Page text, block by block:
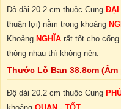
Độ dài 20.2 cm thuộc Cung ĐẠI
thuận lợi) nằm trong khoảng
Khoảng NGHĨA rất tốt cho
thông nhau thì không nên.
Thước Lỗ Ban 38.8cm
Độ dài 20.2 cm thuộc Cung